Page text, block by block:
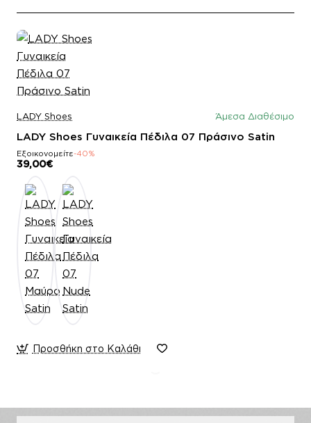
LADY Shoes Άμεσα Διαθέσιμο
LADY Shoes Γυναικεία Πέδιλα 07 Πράσινο Satin
Εξοικονομείτε-40%
39,00€
Προσθήκη στο Καλάθι